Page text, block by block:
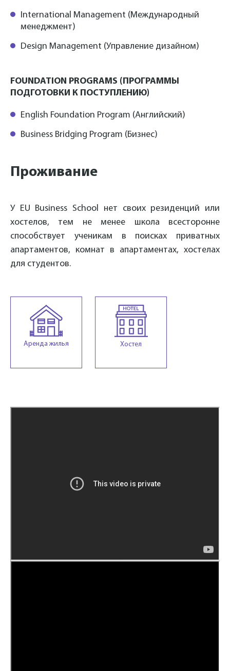
International Management (Международный
менеджмент)
Design Management (Управление дизайном)
FOUNDATION PROGRAMS (ПРОГРАММЫ
ПОДГОТОВКИ К ПОСТУПЛЕНИЮ)
English Foundation Program (Английский)
Business Bridging Program (Бизнес)
Проживание
У EU Business School нет своих резиденций или
хостелов, тем не менее школа всесторонне
способствует ученикам в поисках приватных
апартаментов, комнат в апартаментах, хостелах
для студентов.
Аренда жилья Хостел